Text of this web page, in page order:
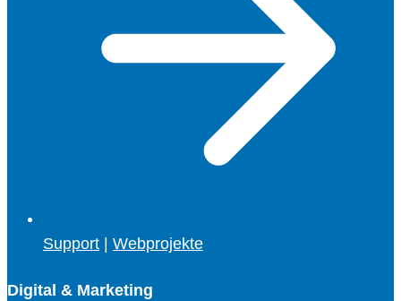
Support Webprojekte
Digital & Marketing